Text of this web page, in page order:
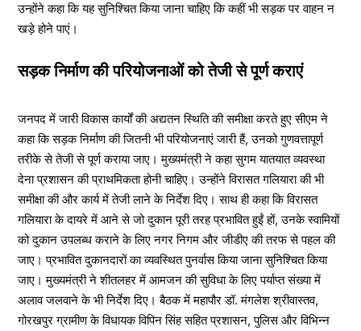
उन्होंने कहा कि यह सुनिश्चित किया जाना चाहिए कि कहीं भी सड़क पर वाहन न
खड़े होने पाएं।
सड़क निर्माण की परियोजनाओं को तेजी से पूर्ण कराएं
जनपद में जारी विकास कार्यों की अद्यतन स्थिति की समीक्षा करते हुए सीएम ने
कहा कि सड़क निर्माण की जितनी भी परियोजनाएं जारी हैं, उनको गुणवत्तापूर्ण
तरीके से तेजी से पूर्ण कराया जाए। मुख्यमंत्री ने कहा सुगम यातयात व्यवस्था
देना प्रशासन की प्राथमिकता होनी चाहिए। उन्होंने विरासत गलियारा की भी
समीक्षा की और कार्य में तेजी लाने के निर्देश दिए। साथ ही कहा कि विरासत
गलियारा के दायरे में आने से जो दुकान पूरी तरह प्रभावित हुईं हों, उनके स्वामियों
को दुकान उपलब्ध कराने के लिए नगर निगम और जीडीए की तरफ से पहल की
जाए। प्रभावित दुकानदारों का व्यवस्थित पुनर्वास किया जाना सुनिश्चित किया
जाए। मुख्यमंत्री ने शीतलहर में आमजन की सुविधा के लिए पर्याप्त संख्या में
अलाव जलवाने के भी निर्देश दिए। बैठक में महापौर डॉ. मंगलेश श्रीवास्तव,
गोरखपुर ग्रामीण के विधायक विपिन सिंह सहित प्रशासन, पुलिस और विभिन्न